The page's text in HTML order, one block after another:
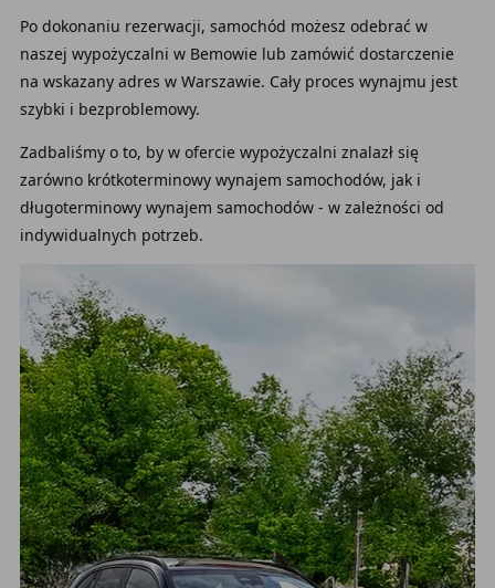
Po dokonaniu rezerwacji, samochód możesz odebrać w
naszej wypożyczalni w Bemowie lub zamówić dostarczenie
na wskazany adres w Warszawie. Cały proces wynajmu jest
szybki i bezproblemowy.
Zadbaliśmy o to, by w ofercie wypożyczalni znalazł się
zarówno krótkoterminowy wynajem samochodów, jak i
długoterminowy wynajem samochodów - w zależności od
indywidualnych potrzeb.